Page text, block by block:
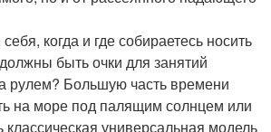
когда и где собираетесь носить
быть очки для занятий
рулем? Большую часть времени
на море под палящим солнцем или
универсальная модель